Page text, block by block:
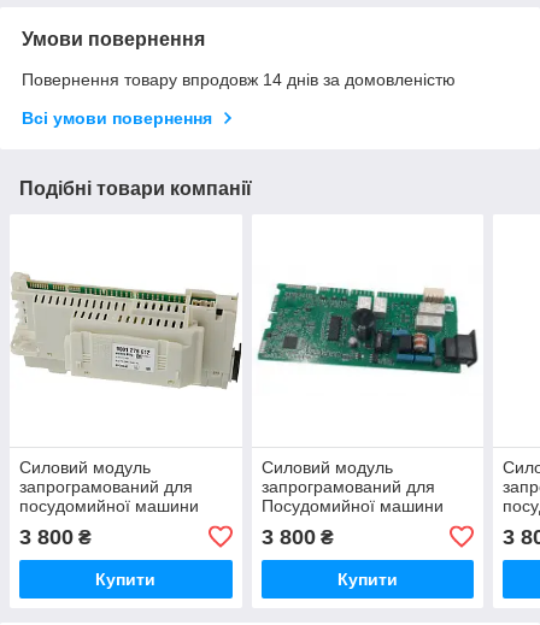
Умови повернення
Повернення товару впродовж 14 днів за домовленістю
Всі умови повернення
Подібні товари компанії
Силовий модуль
запрограмований для
посудомийної машини
3 800 ₴
Купити
Силовий модуль
запрограмований для
Посудомийної машини
3 800₴
Купити
3